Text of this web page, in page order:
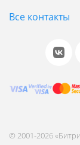
Все контакты
© 2001-2026